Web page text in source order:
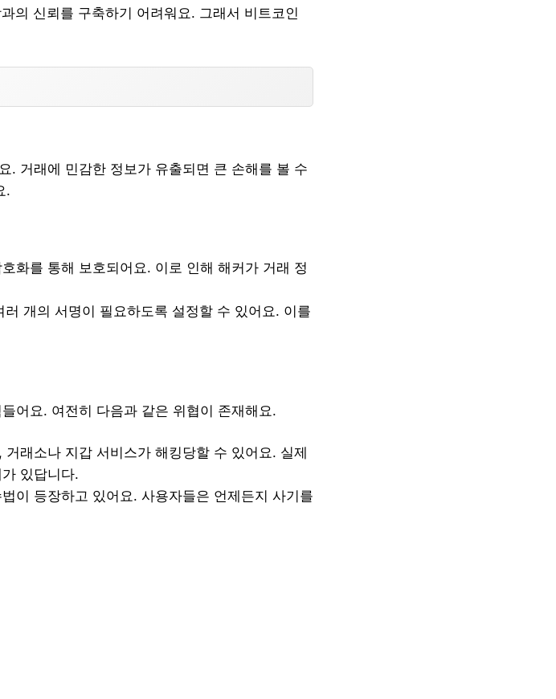
의 신뢰를 구축하기 어려워요. 그래서 비트코인
. 거래에 민감한 정보가 유출되면 큰 손해를 볼 수
.
화를 통해 보호되어요. 이로 인해 해커가 거래 정
개의 서명이 필요하도록 설정할 수 있어요. 이를
어요. 여전히 다음과 같은 위협이 존재해요.
래소나 지갑 서비스가 해킹당할 수 있어요. 실제
있답니다.
이 등장하고 있어요. 사용자들은 언제든지 사기를